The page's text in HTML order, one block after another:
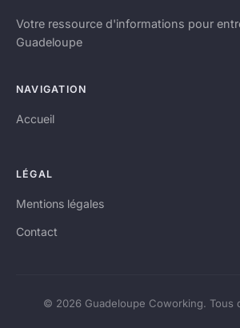
Votre ressource d'informations pour
Guadeloupe
NAVIGATION
Accueil
LÉGAL
Mentions légales
Contact
© 2026 Guadeloupe Coworking. Tous